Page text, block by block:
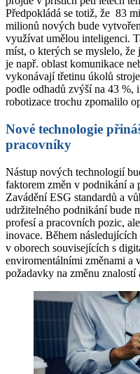
Předpokládá se totiž, že 83
milionů nových bude
využívat umělou inteligenci.
míst, o kterých se myslelo,
je např. oblast komunikace
vykonávají třetinu úkolů
podle odhadů zvýší na 43 %,
robotizace trochu zpomalilo
Nové technologie
pracovníky
Nástup nových technologií
faktorem změn v podnikání a
Zavádění ESG standardů a
udržitelného podnikání bude
profesí a pracovních pozic,
inovace. Během
v oborech souvisejících s
enviromentálními změnami a
požadavky na změnu